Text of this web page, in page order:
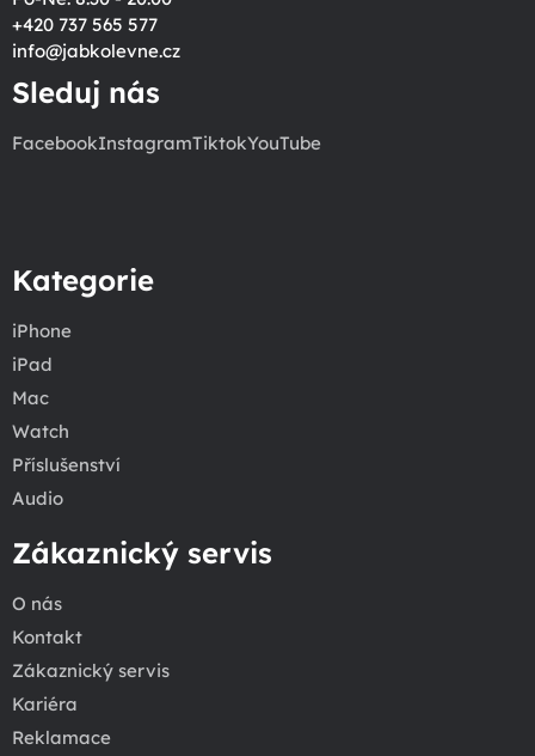
+420 737 565 577
info@jabkolevne.cz
Sleduj nás
FacebookInstagramTiktokYouTube
Kategorie
iPhone
iPad
Mac
Watch
Příslušenství
Audio
Zákaznický servis
O nás
Kontakt
Zákaznický servis
Kariéra
Reklamace